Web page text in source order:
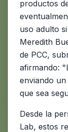
productos
uso adulto
Meredith
de PCC,
afirmando:
enviando
que sea
Desde la
Lab, estos